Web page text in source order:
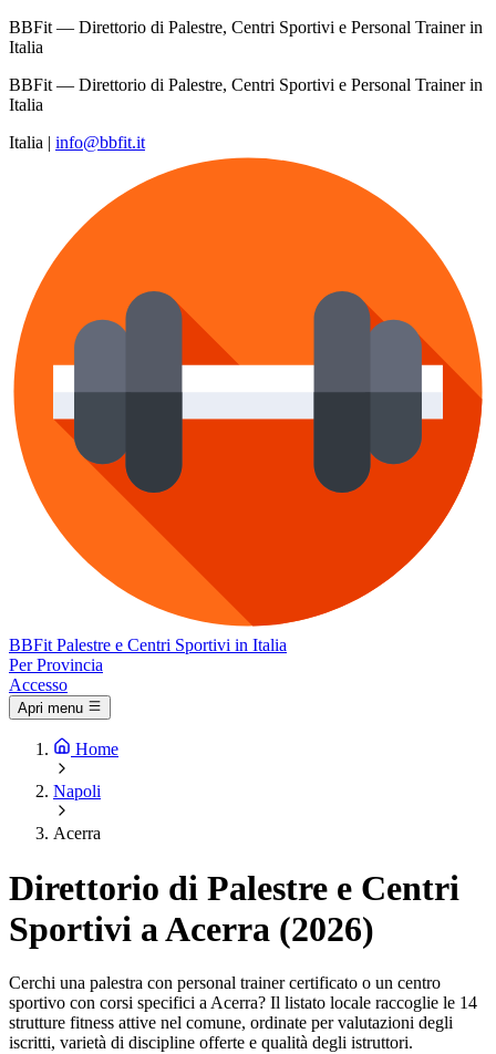
BBFit — Direttorio di Palestre, Centri Sportivi e Personal Trainer in
Italia
BBFit — Direttorio di Palestre, Centri Sportivi e Personal Trainer in
Italia
Italia | info@bbfit.it
BBFit Palestre e Centri Sportivi in Italia
Per Provincia
Accesso
Apri menu
Home
Napoli
Acerra
Direttorio di Palestre e Centri
Sportivi a Acerra (2026)
Cerchi una palestra con personal trainer certificato o un centro
sportivo con corsi specifici a Acerra? Il listato locale raccoglie le 14
strutture fitness attive nel comune, ordinate per valutazioni degli
iscritti, varietà di discipline offerte e qualità degli istruttori.